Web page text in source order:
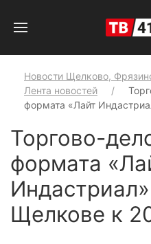
Новости Щелково,
Лента новостей
формата «Лайт
Торгово-
формата
Щелкове к